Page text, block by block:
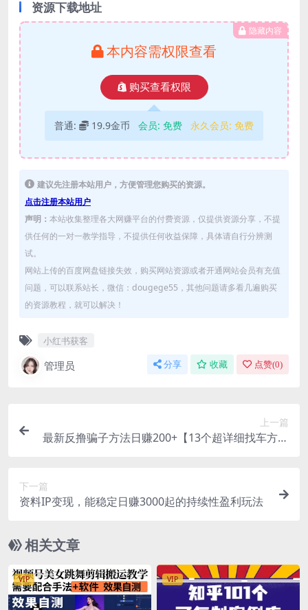
资源下载地址
隐藏内容
本内容需权限查看
购买查看权限
普通: 19.9金币 会员: 免费 永久会员: 免费
建议先注册本站用户，方便管理您购买的资源。
点击注册本站用户
声明： 本站收集整理各大网赚平台的付费资源，仅提供资源分享，不提
供任何的一对一教学指导，不提供任何收益保障，具体请自行分辨测
试。
网站上传的百度网盘链接失效，购买网站资源或者开通网站会员有充值
问题，可以联系站长，微信：dougege55，其他问题请多看几遍购买
的资源教程，就可以解决！
小红书获客
管理员 分享 收藏 点赞(0)
上一篇
最新反撸骗子方法日赚200+【13个超详细找车方法
下一篇
资料IP变现，能稳定日赚3000起的持续性盈利玩法
相关文章
VIP VIP